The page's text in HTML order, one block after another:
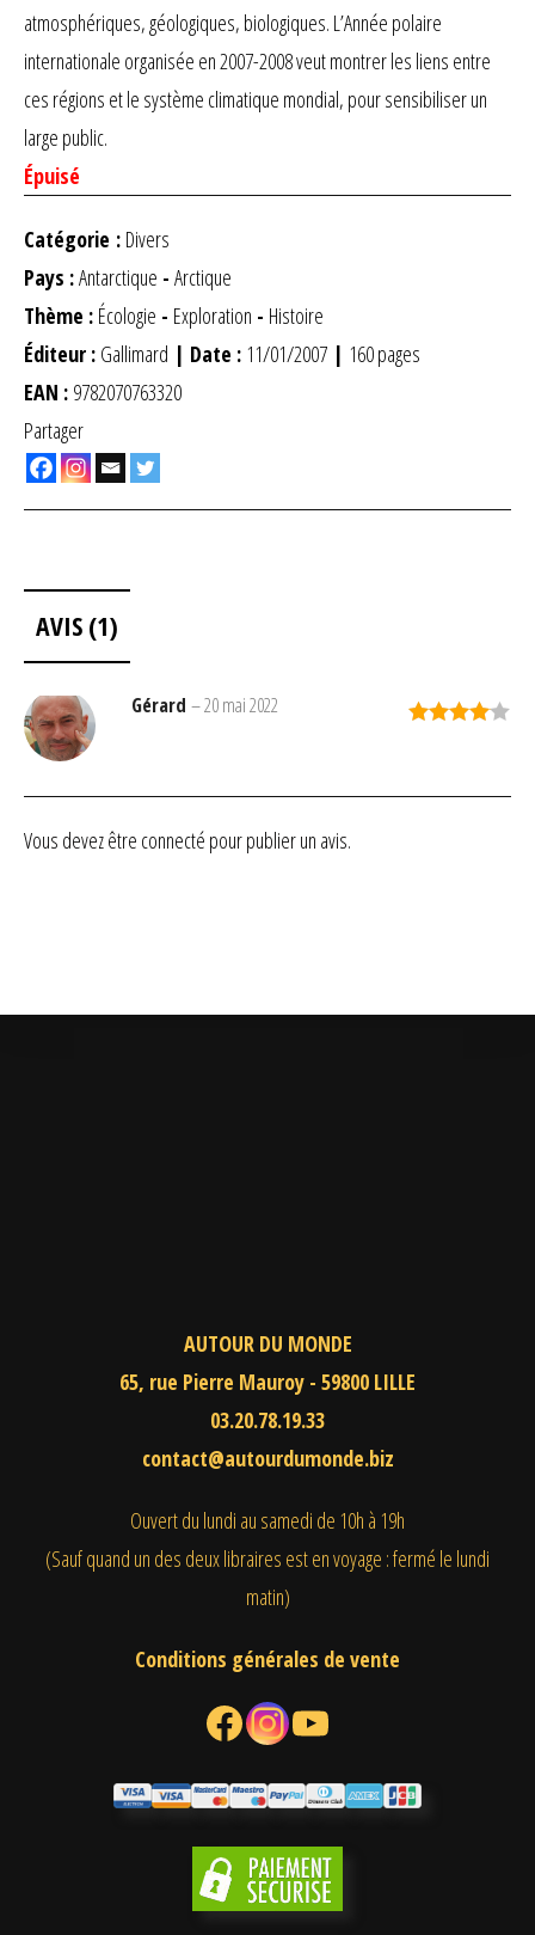
atmosphériques, géologiques, biologiques. L’Année polaire
internationale organisée en 2007-2008 veut montrer les liens entre
ces régions et le système climatique mondial, pour sensibiliser un
large public.
Épuisé
Catégorie : Divers
Pays :Antarctique - Arctique
Thème : Écologie - Exploration - Histoire
Éditeur : Gallimard | Date : 11/01/2007 | 160 pages
EAN : 9782070763320
Partager
AVIS (1)
Gérard –20 mai 2022
Vous devez être connecté pour publier un avis.
AUTOUR DU MONDE
65, rue Pierre Mauroy - 59800 LILLE
03.20.78.19.33
contact@autourdumonde.biz
Ouvert du lundi au samedi de 10h à 19h
(Sauf quand un des deux libraires est en voyage : fermé le lundi
matin)
Conditions générales de vente
Facebook Instagram YouTube